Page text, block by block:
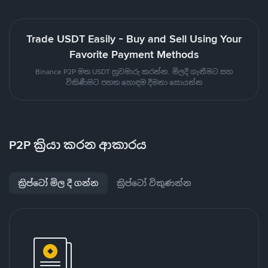
Trade USDT Easily - Buy and Sell Using Your
Favorite Payment Methods
Binance P2P මත USDT හුවමාරු කරන්න. මිලදී ගැනීමට සහ
විකිණීමට පහත හොඳම දීමනා සොයන්න
P2P ක්‍රියා කරන ආකාරය
ක්‍රිප්ටෝ මිල දී ගන්න ක්‍රිප්ටෝ විකුණන්න